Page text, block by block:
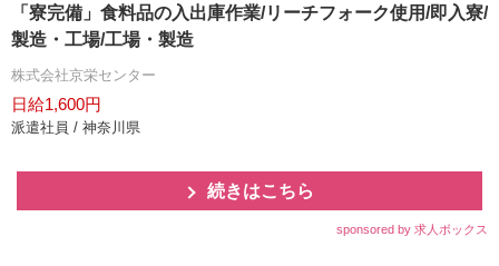
「寮完備」食料品の入出庫作業/リーチフォーク使用/即入寮/
製造・工場/工場・製造
株式会社京栄センター
日給1,600円
派遣社員 / 神奈川県
続きはこちら
sponsored by 求人ボックス